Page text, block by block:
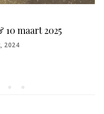
10 maart 2025
2024